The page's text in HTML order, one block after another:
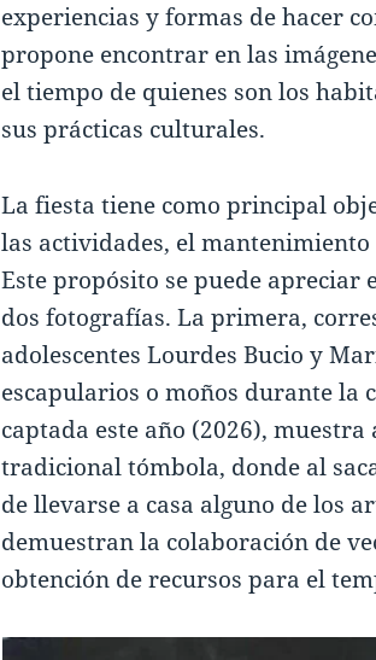
experiencias y formas de hacer
propone encontrar en las
el tiempo de quienes son los
sus prácticas culturales.
La fiesta tiene como principal
las actividades, el
Este propósito se puede apreciar
dos fotografías. La primera,
adolescentes Lourdes Bucio y
escapularios o moños durante la
captada este año (2026),
tradicional tómbola, donde al
de llevarse a casa alguno de los
demuestran la colaboración de
obtención de recursos para el